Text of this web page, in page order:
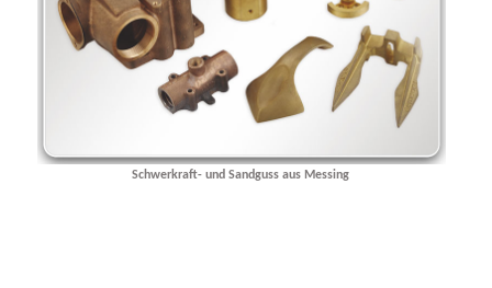
Schwerkraft- und Sandguss aus Messing